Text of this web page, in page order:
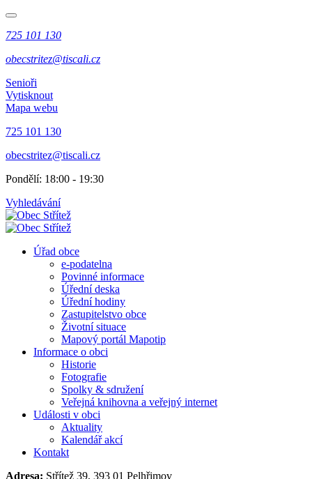
725 101 130
obecstritez@tiscali.cz
Senioři
Vytisknout
Mapa webu
725 101 130
obecstritez@tiscali.cz
Pondělí: 18:00 - 19:30
Vyhledávání
Úřad obce
e-podatelna
Povinné informace
Úřední deska
Úřední hodiny
Zastupitelstvo obce
Životní situace
Mapový portál Mapotip
Informace o obci
Historie
Fotografie
Spolky & sdružení
Veřejná knihovna a veřejný internet
Události v obci
Aktuality
Kalendář akcí
Kontakt
Adresa: Střítež 39, 393 01 Pelhřimov